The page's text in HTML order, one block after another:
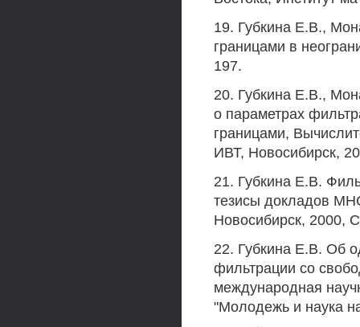
19. Губкина Е.В.,
границами в
197.
20. Губкина Е.В.,
о параметрах
границами,
ИВТ, Новосибирск,
21. Губкина Е.В.
тезисы докладов
Новосибирск, 2000,
22. Губкина Е.В. Об
фильтрации со
международная
"Молодежь и наука